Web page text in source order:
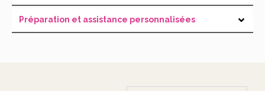
Préparation et assistance personnalisées